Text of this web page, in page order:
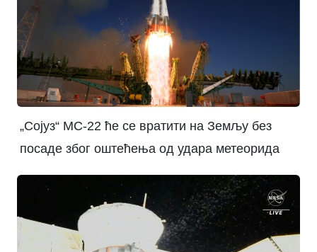
„Сојуз“ МС-22 ће се вратити на Земљу без
посаде због оштећења од удара метеорида